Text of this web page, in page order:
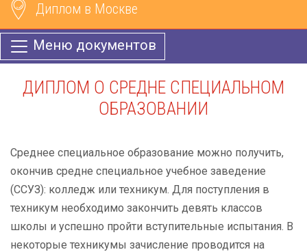
Диплом в Москве
Меню документов
ДИПЛОМ О СРЕДНЕ СПЕЦИАЛЬНОМ
ОБРАЗОВАНИИ
Среднее специальное образование можно получить,
окончив средне специальное учебное заведение
(ССУЗ): колледж или техникум. Для поступления в
техникум необходимо закончить девять классов
школы и успешно пройти вступительные испытания. В
некоторые техникумы зачисление проводится на